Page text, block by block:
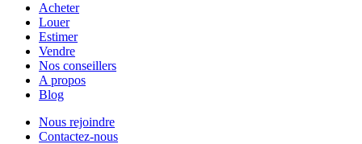
Acheter
Louer
Estimer
Vendre
Nos conseillers
A propos
Blog
Nous rejoindre
Contactez-nous